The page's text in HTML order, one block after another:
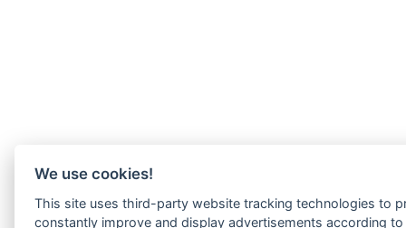
We use cookies!
This site uses third-party website tracking technologies to
constantly improve and display advertisements according